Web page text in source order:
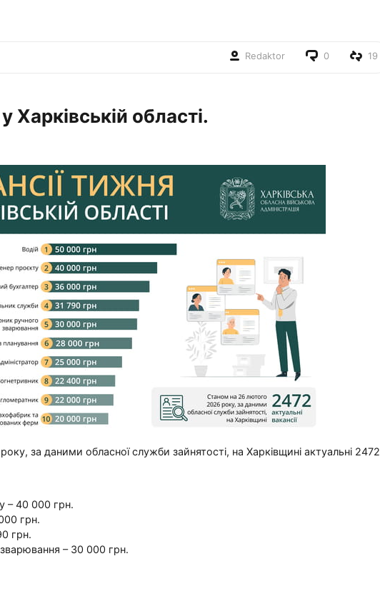
Redaktor 0 19
Харківській області.
за даними обласної служби зайнятості, на Харківщині актуальні 2472
– 40 000 грн.
грн.
грн.
– 30 000 грн.